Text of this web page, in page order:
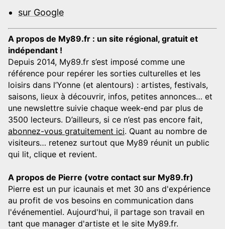
sur Google
A propos de My89.fr : un site régional, gratuit et
indépendant !
Depuis 2014, My89.fr s’est imposé comme une
référence pour repérer les sorties culturelles et les
loisirs dans l’Yonne (et alentours) : artistes, festivals,
saisons, lieux à découvrir, infos, petites annonces… et
une newslettre suivie chaque week-end par plus de
3500 lecteurs. D’ailleurs, si ce n’est pas encore fait,
abonnez-vous gratuitement ici. Quant au nombre de
visiteurs… retenez surtout que My89 réunit un public
qui lit, clique et revient.
A propos de Pierre (votre contact sur My89.fr)
Pierre est un pur icaunais et met 30 ans d'expérience
au profit de vos besoins en communication dans
l'événementiel. Aujourd'hui, il partage son travail en
tant que manager d'artiste et le site My89.fr.